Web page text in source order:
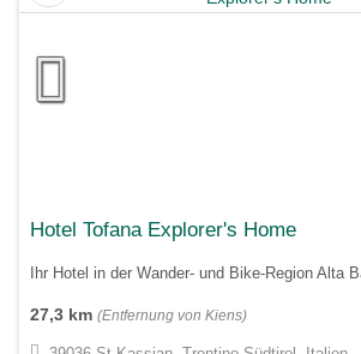
Hotel Tofana Explorer's Home
Ihr Hotel in der Wander- und Bike-Region Alta
27,3 km (Entfernung von Kiens)